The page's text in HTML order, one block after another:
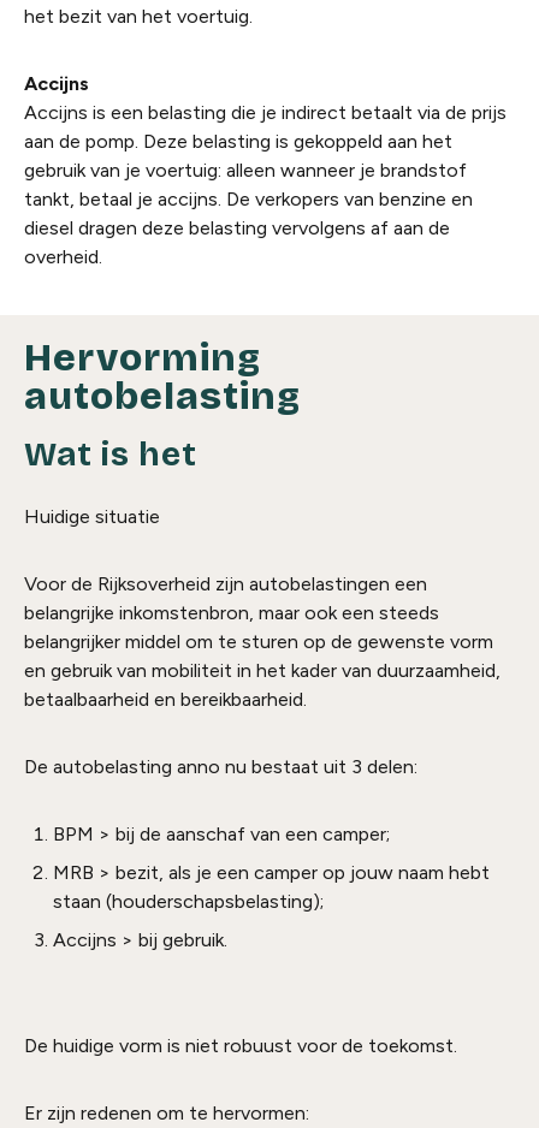
het bezit van het voertuig.
Accijns
Accijns is een belasting die je indirect betaalt via de prijs
aan de pomp. Deze belasting is gekoppeld aan het
gebruik van je voertuig: alleen wanneer je brandstof
tankt, betaal je accijns. De verkopers van benzine en
diesel dragen deze belasting vervolgens af aan de
overheid.
Hervorming
autobelasting
Wat is het
Huidige situatie
Voor de Rijksoverheid zijn autobelastingen een
belangrijke inkomstenbron, maar ook een steeds
belangrijker middel om te sturen op de gewenste vorm
en gebruik van mobiliteit in het kader van duurzaamheid,
betaalbaarheid en bereikbaarheid.
De autobelasting anno nu bestaat uit 3 delen:
BPM > bij de aanschaf van een camper;
MRB > bezit, als je een camper op jouw naam hebt
staan (houderschapsbelasting);
Accijns > bij gebruik.
De huidige vorm is niet robuust voor de toekomst.
Er zijn redenen om te hervormen: